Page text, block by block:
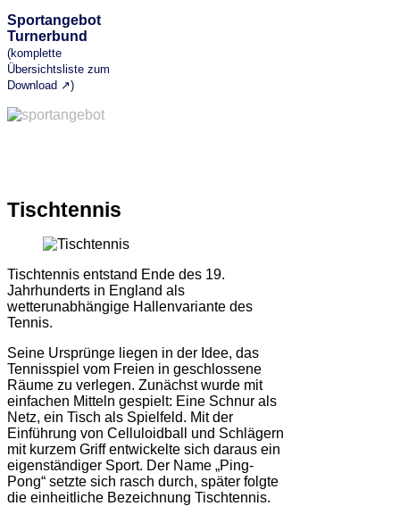
Sportangebot
Turnerbund
(komplette
Übersichtsliste zum
Download ↗)
Tischtennis
Tischtennis entstand Ende des 19.
Jahrhunderts in England als
wetterunabhängige Hallenvariante des
Tennis.
Seine Ursprünge liegen in der Idee, das
Tennisspiel vom Freien in geschlossene
Räume zu verlegen. Zunächst wurde mit
einfachen Mitteln gespielt: Eine Schnur als
Netz, ein Tisch als Spielfeld. Mit der
Einführung von Celluloidball und Schlägern
mit kurzem Griff entwickelte sich daraus ein
eigenständiger Sport. Der Name „Ping-
Pong“ setzte sich rasch durch, später folgte
die einheitliche Bezeichnung Tischtennis.